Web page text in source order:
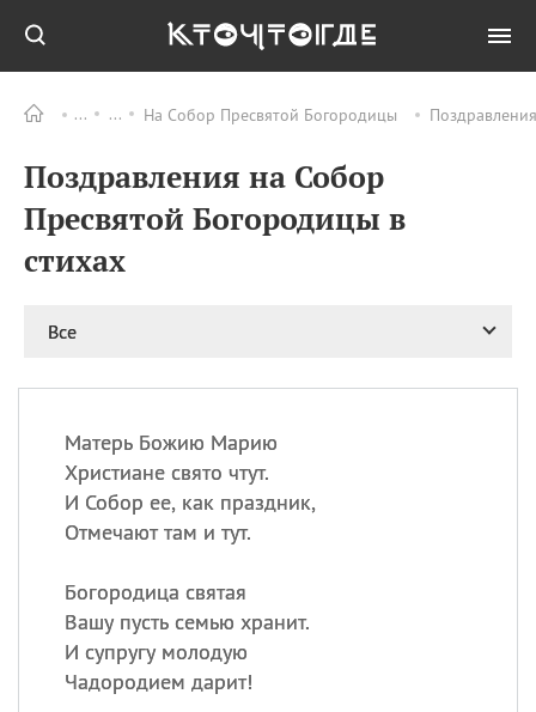
На Собор Пресвятой Богородицы
Поздравления на Собор
Пресвятой Богородицы в
стихах
Все
Матерь Божию Марию
Христиане свято чтут.
И Собор ее, как праздник,
Отмечают там и тут.
Богородица святая
Вашу пусть семью хранит.
И супругу молодую
Чадородием дарит!
ПРАЗДНИКИ Все
09.08
День памяти жертв
атомной
бомбардировки
09.08
ИМЕНА